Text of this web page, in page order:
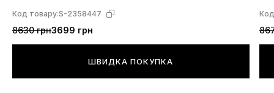
Код товару:S-2358447
8630 грн3699 грн
ШВИДКА ПОКУПКА